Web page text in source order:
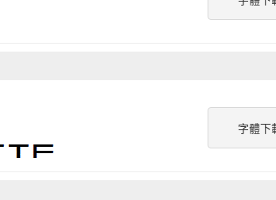
字體下